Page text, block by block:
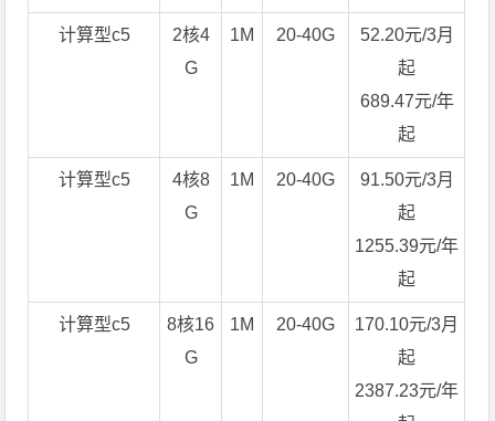
计算型c5
2核4
G
1M 20-40G
52.20元/3月
起
689.47元/年
起
计算型c5
4核8
G
1M 20-40G
91.50元/3月
起
1255.39元/年
起
计算型c5
8核16
G
1M 20-40G
170.10元/3月
起
2387.23元/年